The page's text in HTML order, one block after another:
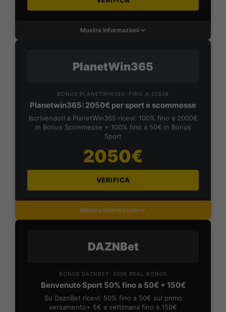
Mostra Informazioni
PlanetWin365
BONUS PLANETWIN365: FINO A 2050€
Planetwin365: 2050€ per sport e scommesse
Iscrivendoti a PlanetWin365 ricevi: 100% fino a 2000€
in Bonus Scommesse + 100% fino a 50€ in Bonus
Sport
2050€
VERIFICA
Mostra Informazioni
DAZNBet
BONUS DAZNBET: 200€ REAL BONUS
Benvenuto Sport 50% fino a 50€ + 150€
Su DaznBet ricevi: 50% fino a 50€ sul primo
versamento+ 5€ a settimana fino a 150€